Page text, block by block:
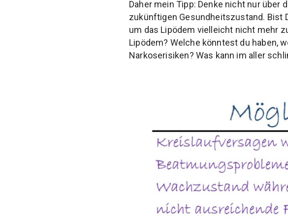
Daher mein Tipp: Denke nicht nur über
zukünftigen Gesundheitszustand. Bist
um das Lipödem vielleicht nicht mehr
Lipödem? Welche könntest du haben,
Narkoserisiken? Was kann im aller